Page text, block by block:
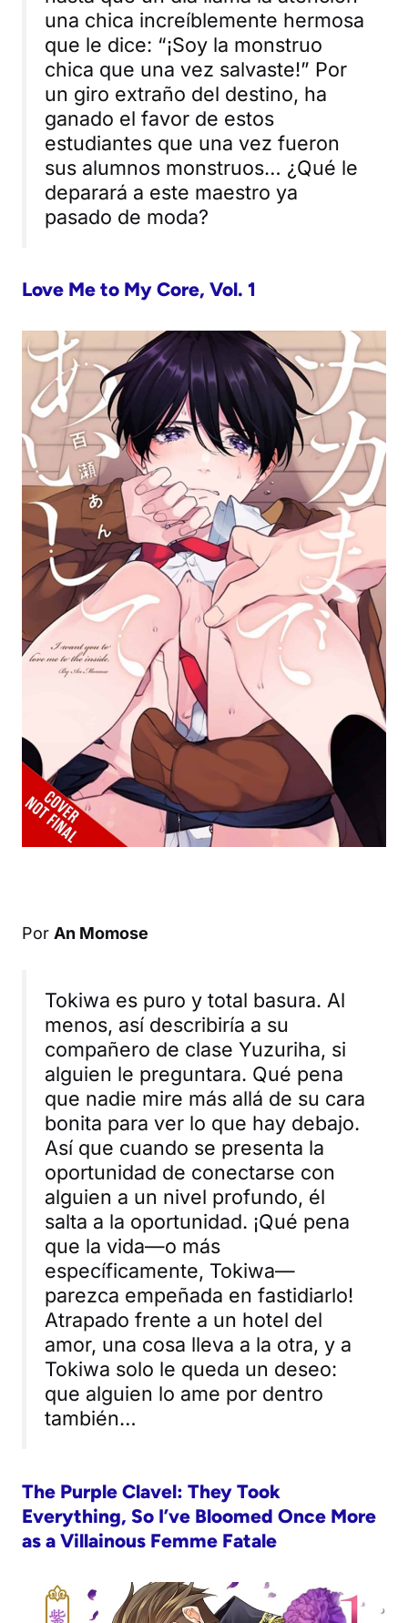
una chica increíblemente hermosa
que le dice: “¡Soy la monstruo
chica que una vez salvaste!” Por
un giro extraño del destino, ha
ganado el favor de estos
estudiantes que una vez fueron
sus alumnos monstruos… ¿Qué le
deparará a este maestro ya
pasado de moda?
Love Me to My Core, Vol. 1
Por An Momose
Tokiwa es puro y total basura. Al
menos, así describiría a su
compañero de clase Yuzuriha, si
alguien le preguntara. Qué pena
que nadie mire más allá de su cara
bonita para ver lo que hay debajo.
Así que cuando se presenta la
oportunidad de conectarse con
alguien a un nivel profundo, él
salta a la oportunidad. ¡Qué pena
que la vida—o más
específicamente, Tokiwa—
parezca empeñada en fastidiarlo!
Atrapado frente a un hotel del
amor, una cosa lleva a la otra, y a
Tokiwa solo le queda un deseo:
que alguien lo ame por dentro
también…
The Purple Clavel: They Took
Everything, So I’ve Bloomed Once More
as a Villainous Femme Fatale